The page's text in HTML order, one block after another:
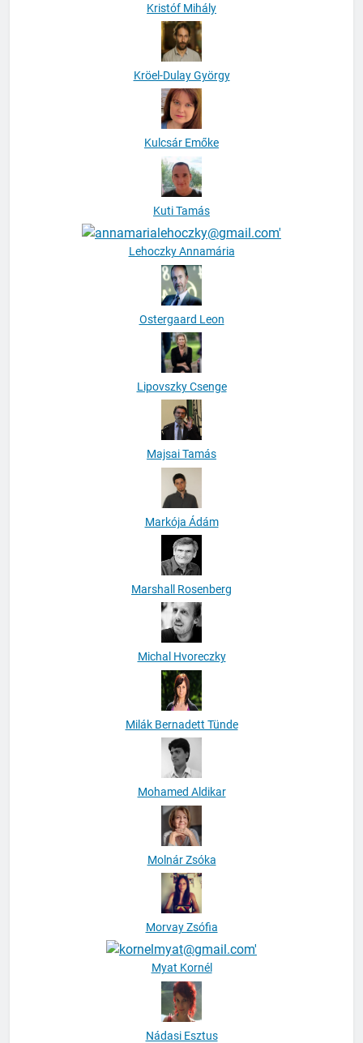
Kristóf Mihály
Kröel-Dulay György
Kulcsár Emőke
Kuti Tamás
Lehoczky Annamária
Ostergaard Leon
Lipovszky Csenge
Majsai Tamás
Markója Ádám
Marshall Rosenberg
Michal Hvoreczky
Milák Bernadett Tünde
Mohamed Aldikar
Molnár Zsóka
Morvay Zsófia
Myat Kornél
Nádasi Esztus